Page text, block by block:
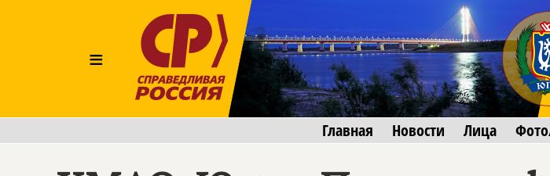
≡
Главная Новости Лица